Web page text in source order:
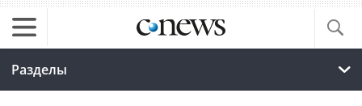
Разделы